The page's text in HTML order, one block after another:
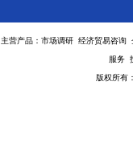
主营产品：市场调研 经济贸易咨
服务
版权所有